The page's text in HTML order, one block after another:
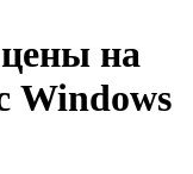
на
Windows